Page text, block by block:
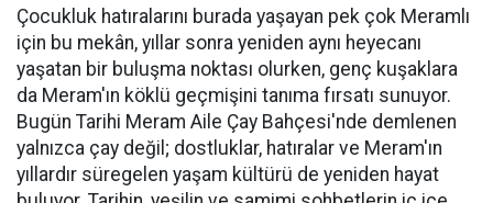
Çocukluk hatıralarını burada yaşayan pek çok Meramlı
için bu mekân, yıllar sonra yeniden aynı heyecanı
yaşatan bir buluşma noktası olurken, genç kuşaklara
da Meram'ın köklü geçmişini tanıma fırsatı sunuyor.
Bugün Tarihi Meram Aile Çay Bahçesi'nde demlenen
yalnızca çay değil; dostluklar, hatıralar ve Meram'ın
yıllardır süregelen yaşam kültürü de yeniden hayat